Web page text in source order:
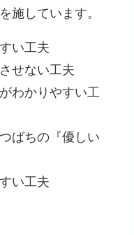
施しています。
い工夫
せない工夫
わかりやすい工
ばちの『優しい
い工夫